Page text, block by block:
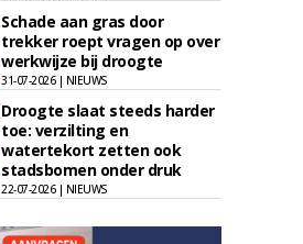
Schade aan gras door
trekker roept vragen op over
werkwijze bij droogte
31-07-2026 | NIEUWS
Droogte slaat steeds harder
toe: verzilting en
watertekort zetten ook
stadsbomen onder druk
22-07-2026 | NIEUWS